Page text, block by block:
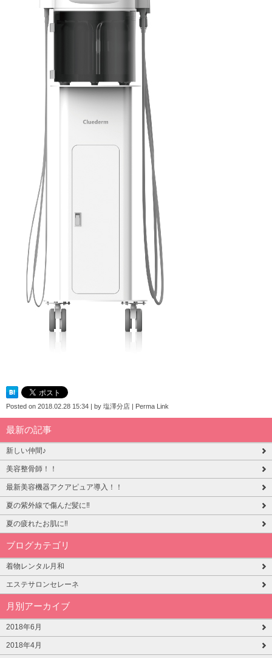
Posted on 2018.02.28 15:34 | by 塩澤分店 | Perma Link
最新の記事
新しい仲間♪
美容整骨師！！
最新美容機器アクアピュア導入！！
夏の紫外線で傷んだ髪に‼
夏の疲れたお肌に‼
ブログカテゴリ
着物レンタル月和
エステサロンセレーネ
月別アーカイブ
2018年6月
2018年4月